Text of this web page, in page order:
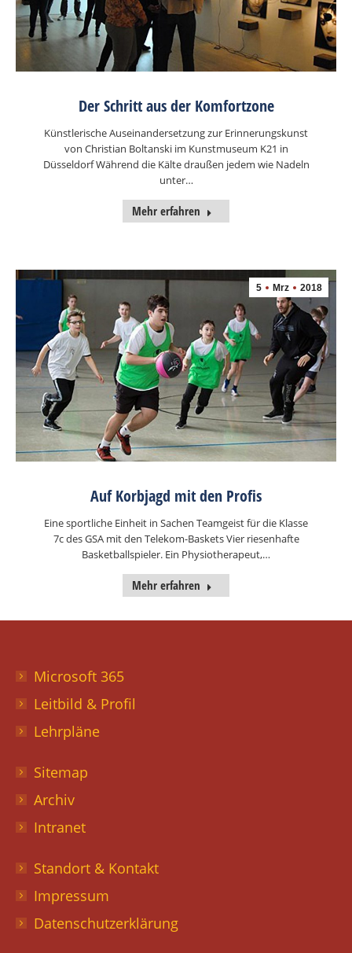
Der Schritt aus der Komfortzone
Künstlerische Auseinandersetzung zur Erinnerungskunst
von Christian Boltanski im Kunstmuseum K21 in
Düsseldorf Während die Kälte draußen jedem wie Nadeln
unter…
Mehr erfahren
5 Mrz 2018
Auf Korbjagd mit den Profis
Eine sportliche Einheit in Sachen Teamgeist für die Klasse
7c des GSA mit den Telekom-Baskets Vier riesenhafte
Basketballspieler. Ein Physiotherapeut,…
Mehr erfahren
Microsoft 365
Leitbild & Profil
Lehrpläne
Sitemap
Archiv
Intranet
Standort & Kontakt
Impressum
Datenschutzerklärung